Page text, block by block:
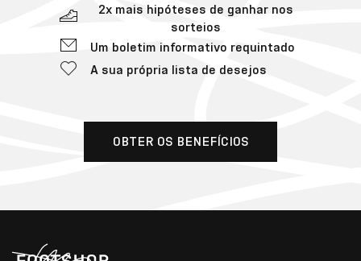
2x mais hipóteses de ganhar nos
sorteios
Um boletim informativo requintado
A sua própria lista de desejos
OBTER OS BENEFÍCIOS